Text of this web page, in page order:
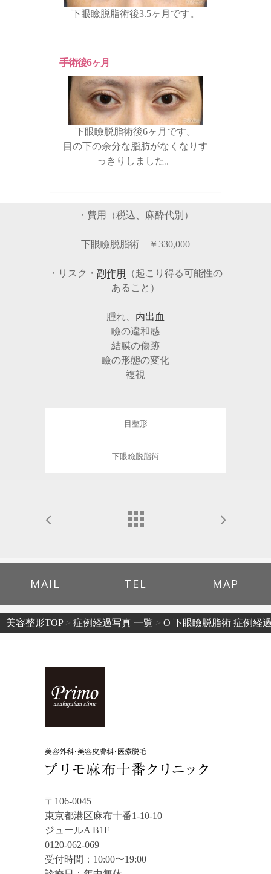
下眼瞼脱脂術後3.5ヶ月です。
手術後6ヶ月
下眼瞼脱脂術後6ヶ月です。
目の下の余分な脂肪がなくなりす
っきりしました。
・費用（税込、麻酔代別）
下眼瞼脱脂術 ￥330,000
・リスク・ 副作用
（起こり得る可能性の
あること）
腫れ、 内出血
瞼の違和感
結膜の傷跡
瞼の形態の変化
複視
目整形
下眼瞼脱脂術
MAIL TEL MAP
美容整形TOP> 症例経過写真 一覧 > O 下眼瞼脱脂術 症例経
〒106-0045
東京都港区麻布十番1-10-10
ジュールA B1F
0120-062-069
受付時間：10:00〜19:00